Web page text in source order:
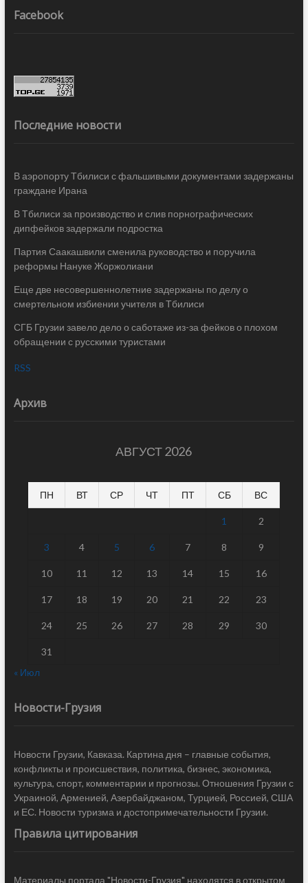
Facebook
Последние новости
В аэропорту Тбилиси с фальшивыми документами задержаны
граждане Ирана
В Тбилиси за производство и слив порнографических
дипфейков задержали подростка
Партия Саакашвили сменила руководство и поручила
реформы Нануке Жоржолиани
Еще две несовершеннолетние задержаны по делу о
смертельном избиении учителя в Тбилиси
СГБ Грузии завело дело о саботаже из-за фейков о плохом
обращении с русскими туристами
RSS
Архив
АВГУСТ 2026
ПН ВТ СР ЧТ ПТ СБ ВС
1 2
3 4 5 6 7 8 9
10 11 12 13 14 15 16
17 18 19 20 21 22 23
24 25 26 27 28 29 30
31
« Июл
Новости-Грузия
Новости Грузии, Кавказа. Картина дня – главные события,
конфликты и происшествия, политика, бизнес, экономика,
культура, спорт, комментарии и прогнозы. Отношения Грузии с
Украиной, Арменией, Азербайджаном, Турцией, Россией, США
и ЕС. Новости туризма и достопримечательности Грузии.
Правила цитирования
Материалы портала "Новости-Грузия" находятся в открытом